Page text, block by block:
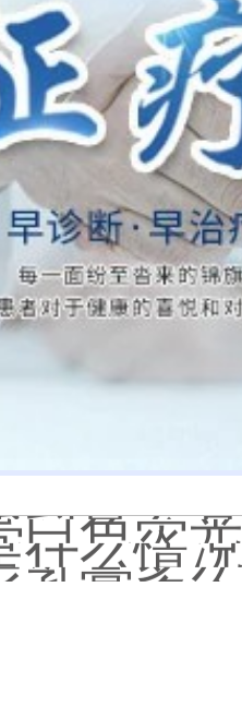
风吗 有没
到的更
是什么
司哪个
治疗有
可能是哪
药膏会
荧光代表
什么情况
多久能恢